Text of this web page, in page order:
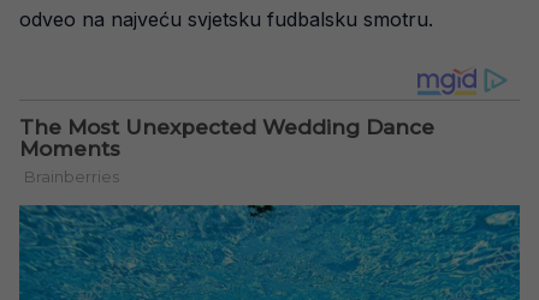
odveo na najveću svjetsku fudbalsku smotru.